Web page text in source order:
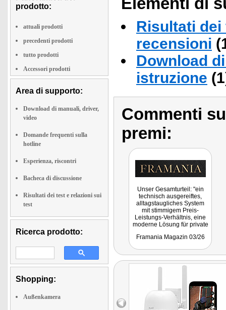
prodotto:
attuali prodotti
precedenti prodotti
tutto prodotti
Accessori prodotti
Area di supporto:
Download di manuali, driver,
video
Domande frequenti sulla
hotline
Esperienza, riscontri
Bacheca di discussione
Risultati dei test e relazioni sui
test
Ricerca prodotto:
Shopping:
Außenkamera
Risultati
recensioni
Download
istruzione
Commenti
premi:
Unser Gesamturteil: "ein
technisch ausgereiftes,
alltagstaugliches System
mit stimmigem Preis-
Leistungs-Verhältnis, eine
moderne Lösung für private
verlässliche
Framania Magazin 03/26